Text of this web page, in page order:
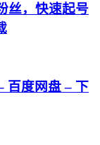
丝，快速起号
百度网盘 – 下